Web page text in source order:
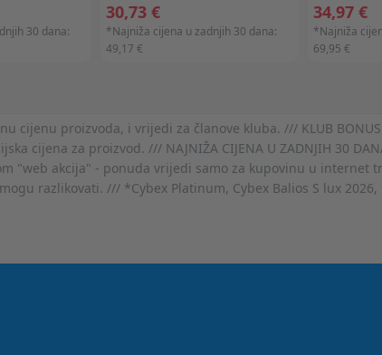
30 dana:
30,73 €
*Najniža cijena u zadnjih 30 dana:
49,17 €
34,97 €
*Najniža
69,95 €
cijenu proizvoda, i vrijedi za članove kluba. /// KLUB
cijena za proizvod. /// NAJNIŽA CIJENA U ZADNJIH 30
"web akcija" - ponuda vrijedi samo za kupovinu u
razlikovati. /// *Cybex Platinum, Cybex Balios S lux 2026,